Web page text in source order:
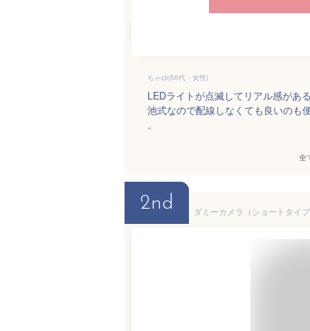
ちゃゆ(50代・女性)
LEDライトが点滅してリアル感があ
池式なので配線しなくても良いのも
。
全
2nd